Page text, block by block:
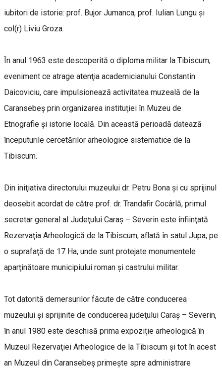
iubitori de istorie: prof. Bujor Jumanca, prof. Iulian Lungu şi
col(r) Liviu Groza.
În anul 1963 este descoperită o diploma militar la Tibiscum,
eveniment ce atrage atenţia academicianului Constantin
Daicoviciu, care impulsionează activitatea muzeală de la
Caransebeş prin organizarea instituţiei în Muzeu de
Etnografie şi istorie locală. Din această perioadă datează
începuturile cercetărilor arheologice sistematice de la
Tibiscum.
Din iniţiativa directorului muzeului dr. Petru Bona şi cu sprijinul
deosebit acordat de către prof. dr. Trandafir Cocârlă, primul
secretar general al Judeţului Caraş – Severin este înfiinţată
Rezervaţia Arheologică de la Tibiscum, aflată în satul Jupa, pe
o suprafaţă de 17 Ha, unde sunt protejate monumentele
aparţinătoare municipiului roman şi castrului militar.
Tot datorită demersurilor făcute de către conducerea
muzeului şi sprijinite de conducerea judeţului Caraş – Severin,
în anul 1980 este deschisă prima expoziţie arheologică în
Muzeul Rezervaţiei Arheologice de la Tibiscum şi tot în acest
an Muzeul din Caransebeş primeşte spre administrare